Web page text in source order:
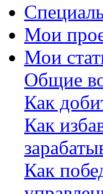
Мои
Мои
Общие
Как
Как
Как